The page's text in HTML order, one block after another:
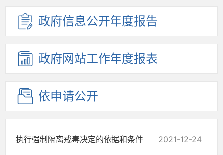
政府信息公开年度报告
政府网站工作年度报表
依申请公开
执行强制隔离戒毒决定的依据和条件 2021-12-24